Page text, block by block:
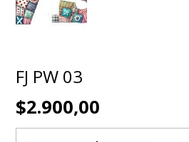
FJ PW 03
$2.900,00